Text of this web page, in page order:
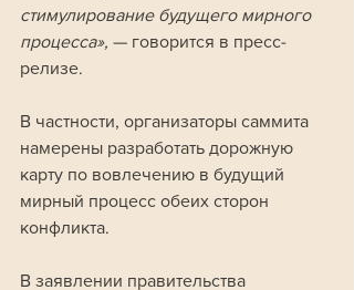
стимулирование будущего мирного
процесса», — говорится в пресс-
релизе.
В частности, организаторы саммита
намерены разработать дорожную
карту по вовлечению в будущий
мирный процесс обеих сторон
конфликта.
В заявлении правительства